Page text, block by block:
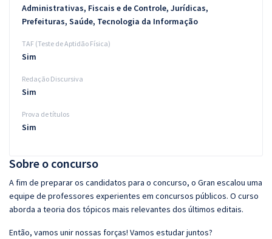
Sobre o concurso
A fim de preparar os candidatos para o concurso, o Gran escalou uma
equipe de professores experientes em concursos públicos. O curso
aborda a teoria dos tópicos mais relevantes dos últimos editais.
Então, vamos unir nossas forças! Vamos estudar juntos?
Administrativas, Fiscais e de Controle, Jurídicas,
Prefeituras, Saúde, Tecnologia da Informação
TAF (Teste de Aptidão Física)
Sim
Redação Discursiva
Sim
Prova de títulos
Sim